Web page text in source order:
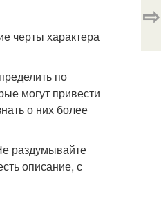
черты характера
по
могут привести
о них более
раздумывайте
описание, с
⇨